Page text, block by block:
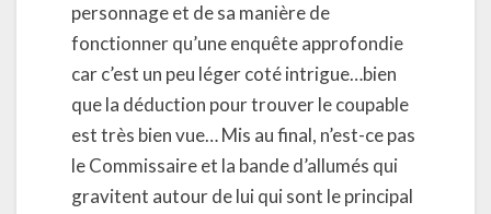
personnage et de sa manière de
fonctionner qu’une enquête approfondie
car c’est un peu léger coté intrigue…bien
que la déduction pour trouver le coupable
est très bien vue… Mis au final, n’est-ce pas
le Commissaire et la bande d’allumés qui
gravitent autour de lui qui sont le principal